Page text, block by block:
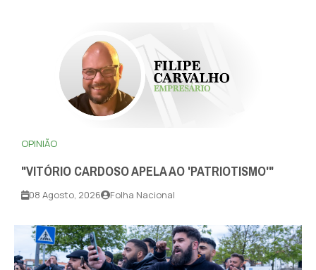
OPINIÃO
"VITÓRIO CARDOSO APELA AO 'PATRIOTISMO'"
08 Agosto, 2026 Folha Nacional